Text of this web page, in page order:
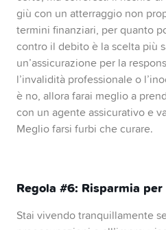
giù con un atterraggio non
termini finanziari, per quanto
contro il debito è la scelta più
un’assicurazione per la
l’invalidità professionale o
è no, allora farai meglio a
con un agente assicurativo e
Meglio farsi furbi che curare.
Regola #6: Risparmia
Stai vivendo tranquillamente